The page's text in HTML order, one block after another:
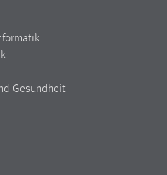
Gesundheit
von Drittanbietern
über Websites